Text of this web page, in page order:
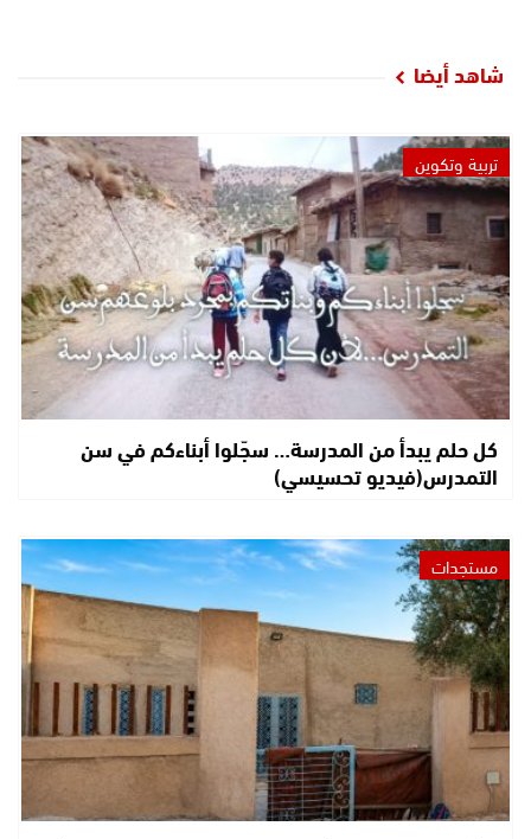
شاهد أيضا
تربية وتكوين
كل حلم يبدأ من المدرسة… سجّلوا أبناءكم في سن
التمدرس(فيديو تحسيسي)
مستجدات